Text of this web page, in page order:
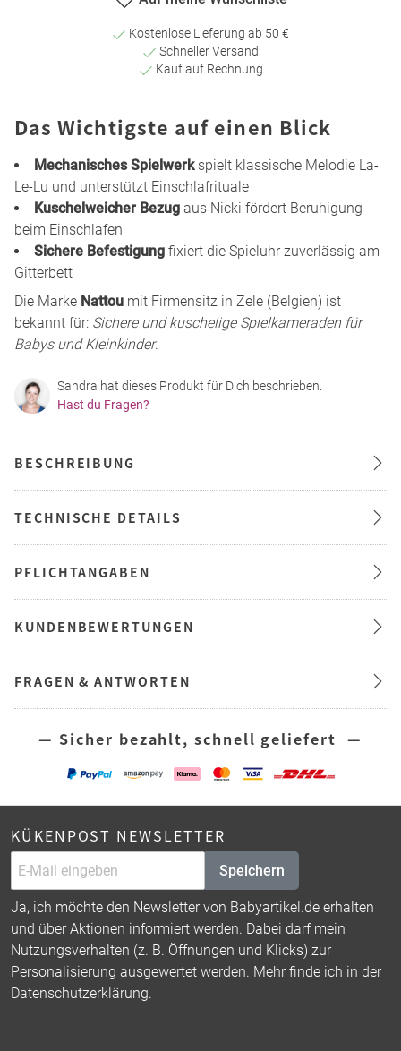
Kostenlose Lieferung ab 50 €
Schneller Versand
Kauf auf Rechnung
Das Wichtigste auf einen Blick
Mechanisches Spielwerkspielt klassische Melodie La-
Le-Lu und unterstützt Einschlafrituale
Kuschelweicher Bezug aus Nicki fördert Beruhigung
beim Einschlafen
Sichere Befestigung fixiert die Spieluhr zuverlässig am
Gitterbett
Die Marke Nattou mit Firmensitz in Zele (Belgien) ist
bekannt für: Sichere und kuschelige Spielkameraden für
Babys und Kleinkinder.
Sandra hat dieses Produkt für Dich beschrieben.
Hast du Fragen?
BESCHREIBUNG
TECHNISCHE DETAILS
PFLICHTANGABEN
KUNDENBEWERTUNGEN
FRAGEN & ANTWORTEN
— Sicher bezahlt, schnell geliefert —
KÜKENPOST NEWSLETTER
Speichern
Ja, ich möchte den Newsletter von Babyartikel.de erhalten
und über Aktionen informiert werden. Dabei darf mein
Nutzungsverhalten (z. B. Öffnungen und Klicks) zur
Personalisierung ausgewertet werden. Mehr finde ich in der
Datenschutzerklärung.